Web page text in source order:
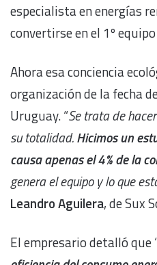
especialista en energías
convertirse en el 1º
Ahora esa conciencia
organización de la fecha
Uruguay. “Se trata de
su totalidad.Hicimos un
causa apenas el 4% de la
genera el equipo y lo que
Leandro Aguilera, de Sux
El empresario detalló que